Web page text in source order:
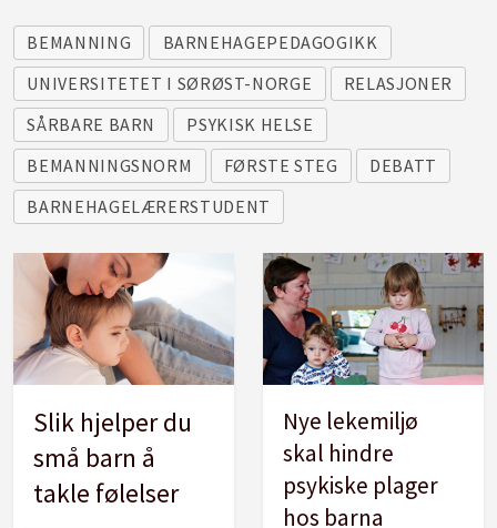
BEMANNING
BARNEHAGEPEDAGOGIKK
UNIVERSITETET I SØRØST-NORGE
RELASJONER
SÅRBARE BARN
PSYKISK HELSE
BEMANNINGSNORM
FØRSTE STEG
DEBATT
BARNEHAGELÆRERSTUDENT
Slik hjelper du
små barn å
takle følelser
Nye lekemiljø
skal hindre
psykiske plager
hos barna